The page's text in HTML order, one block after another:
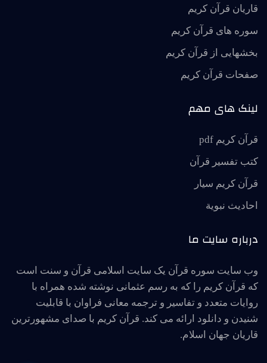
قاریان قرآن کریم
سوره های قرآن کریم
بخشهایی از قرآن کریم
صفحات قرآن کریم
لینک های مهم
قرآن کریم pdf
کتب تفسیر قرآن
قرآن کریم سیار
احاديث نبوية
درباره سایت ما
وب سایت سوره قرآن یک سایت اسلامی قرآن و سنت است
که قرآن کریم را که به رسم عثمانی نوشته شده همراه با
روایات متعدد و تفاسیر و ترجمه معانی فراوان با قابلیت
شنیدن و دانلود ارائه می کند. قرآن کریم با صدای مشهورترین
قاریان جهان اسلام.